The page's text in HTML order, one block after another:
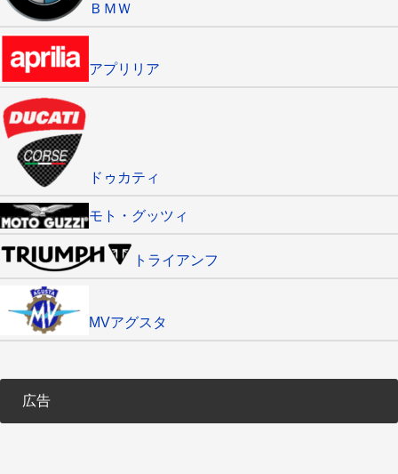
ＢＭＷ
アプリリア
ドゥカティ
モト・グッツィ
トライアンフ
MVアグスタ
広告